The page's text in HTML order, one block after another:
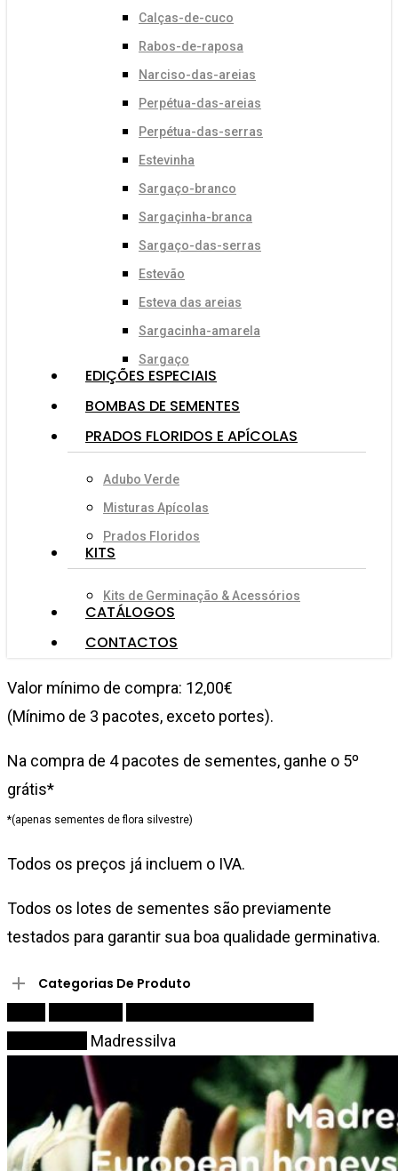
Calças-de-cuco
Rabos-de-raposa
Narciso-das-areias
Perpétua-das-areias
Perpétua-das-serras
Estevinha
Sargaço-branco
Sargaçinha-branca
Sargaço-das-serras
Estevão
Esteva das areias
Sargacinha-amarela
Sargaço
EDIÇÕES ESPECIAIS
BOMBAS DE SEMENTES
PRADOS FLORIDOS E APÍCOLAS
Adubo Verde
Misturas Apícolas
Prados Floridos
KITS
Kits de Germinação & Acessórios
CATÁLOGOS
CONTACTOS
Valor mínimo de compra: 12,00€
(Mínimo de 3 pacotes, exceto portes).
Na compra de 4 pacotes de sementes, ganhe o 5º
grátis*
*(apenas sementes de flora silvestre)
Todos os preços já incluem o IVA.
Todos os lotes de sementes são previamente
testados para garantir sua boa qualidade germinativa.
Categorias De Produto
Madressilva